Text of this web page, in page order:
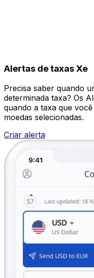
Alertas de taxas Xe
Precisa saber quando
determinada taxa? Os
quando a taxa que
moedas selecionadas.
Criar alerta